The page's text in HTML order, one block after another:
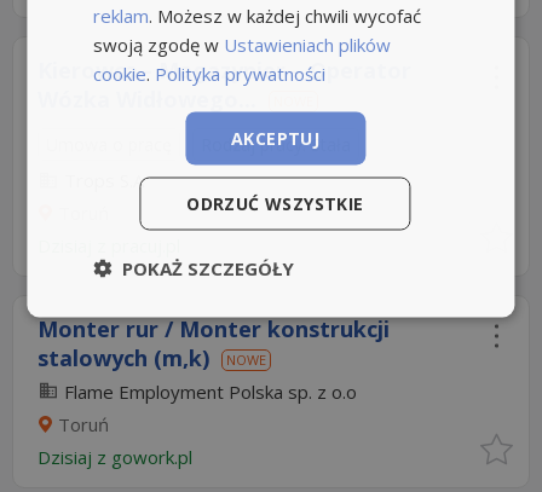
Kierowca - Magazynier – Operator
Rodzaj pracy: Stała
Trops S.A
Monter rur / Monter konstrukcji
stalowych (m,k)
NOWE
Flame Employment Polska sp. z o.o
Toruń
Dzisiaj z gowork.pl
reklam. Możesz w każdej chwili wycofać
swoją zgodę w Ustawieniach plików
cookie. Polityka prywatności
AKCEPTUJ
ODRZUĆ WSZYSTKIE
POKAŻ SZCZEGÓŁY